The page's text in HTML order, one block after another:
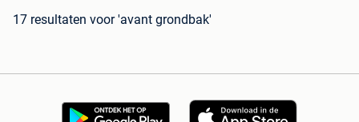
17 resultaten voor 'avant grondbak'